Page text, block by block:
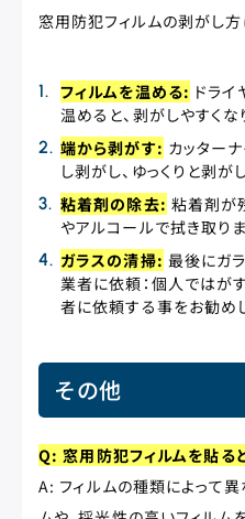
窓用防犯フィルムの剥がし方
フィルムを温める: ドラ
温めると、剥がしやすくな
端から剥がす: カッター
し剥がし、ゆっくりと剥が
粘着剤の除去: 粘着剤が
やアルコールで拭き取りま
ガラスの清掃: 最後にガ
業者に依頼：個人ではが
者に依頼する事をお勧め
その他
Q: 窓用防犯フィルムを貼る
A: フィルムの種類によって異